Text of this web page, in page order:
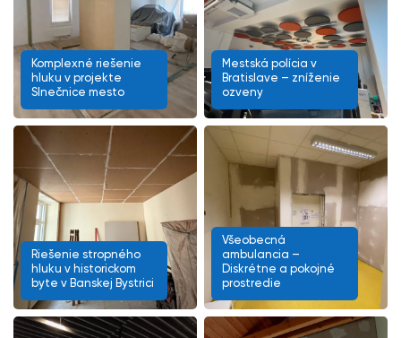
Komplexné riešenie
hluku v projekte
Slnečnice mesto
Mestská polícia v
Bratislave – zníženie
ozveny
Riešenie stropného
hluku v historickom
byte v Banskej Bystrici
Všeobecná
ambulancia –
Diskrétne a pokojné
prostredie